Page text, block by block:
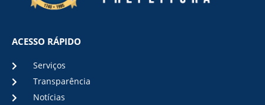
ACESSO RÁPIDO
Serviços
Transparência
Notícias